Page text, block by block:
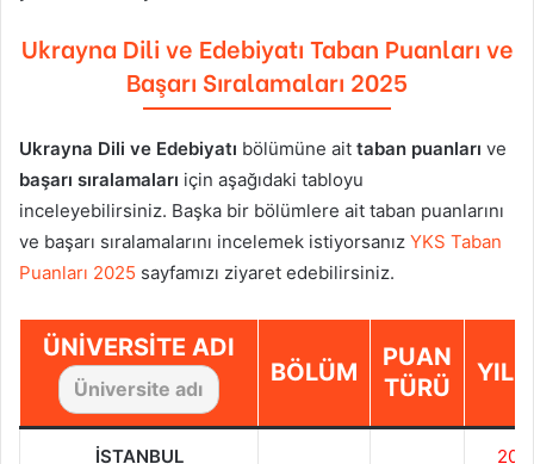
Ukrayna Dili ve Edebiyatı Taban Puanları ve
Başarı Sıralamaları 2025
Ukrayna Dili ve Edebiyatı bölümüne ait taban puanları ve
başarı sıralamaları için aşağıdaki tabloyu
inceleyebilirsiniz. Başka bir bölümlere ait taban puanlarını
ve başarı sıralamalarını incelemek istiyorsanız YKS Taban
Puanları 2025 sayfamızı ziyaret edebilirsiniz.
ÜNIVERSITE ADI
BÖLÜM
PUAN
TÜRÜ
İSTANBUL